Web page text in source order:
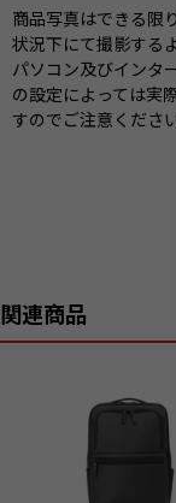
商品写真はできる限
状況下にて撮影する
パソコン及びインタ
の設定によっては実
すのでご注意ください